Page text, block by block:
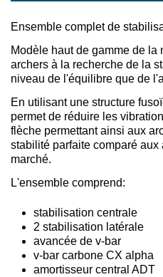
Ensemble complet de
Modèle haut de gamme de
archers à la recherche de la
niveau de l'équilibre que de
En utilisant une structure
permet de réduire les
flèche permettant ainsi aux
stabilité parfaite comparé
marché.
L'ensemble comprend:
stabilisation centrale
2 stabilisation latérale
avancée de v-bar
v-bar carbone CX alpha
amortisseur central ADT